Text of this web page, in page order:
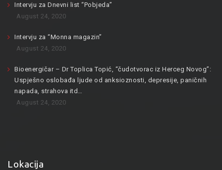
Intervju za Dnevni list “Pobjeda”
August 24, 2020
Intervju za “Monna magazin”
August 24, 2020
Bioenergičar – Dr Toplica Topić, “čudotvorac iz Herceg Novog”:
Uspješno oslobađa ljude od anksioznosti, depresije, paničnih
napada, strahova itd…
August 24, 2020
Lokacija